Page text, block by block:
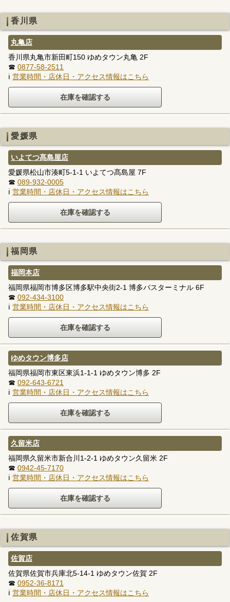
香川県
丸亀店
香川県丸亀市新田町150 ゆめタウン丸亀 2F
☎ 0877-58-2511
ℹ 営業時間・店休日・アクセス情報はこちら
愛媛県
いよてつ髙島屋店
愛媛県松山市湊町5-1-1 いよてつ髙島屋 7F
☎ 089-932-0005
ℹ 営業時間・店休日・アクセス情報はこちら
福岡県
福岡本店
福岡県福岡市博多区博多駅中央街2-1 博多バスターミナル 6F
☎ 092-434-3100
ℹ 営業時間・店休日・アクセス情報はこちら
ゆめタウン博多店
福岡県福岡市東区東浜1-1-1 ゆめタウン博多 2F
☎ 092-643-6721
ℹ 営業時間・店休日・アクセス情報はこちら
久留米店
福岡県久留米市新合川1-2-1 ゆめタウン久留米 2F
☎ 0942-45-7170
ℹ 営業時間・店休日・アクセス情報はこちら
佐賀県
佐賀店
佐賀県佐賀市兵庫北5-14-1 ゆめタウン佐賀 2F
☎ 0952-36-8171
ℹ 営業時間・店休日・アクセス情報はこちら